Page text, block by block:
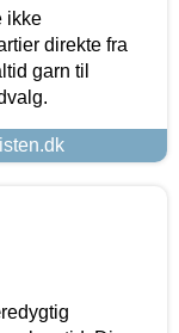
ikke
direkte fra
garn til